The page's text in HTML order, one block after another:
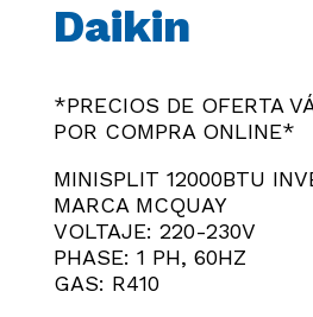
Daikin
*PRECIOS DE OFERTA
POR COMPRA ONLINE*
MINISPLIT 12000BTU
MARCA MCQUAY
VOLTAJE: 220-230V
PHASE: 1 PH, 60HZ
GAS: R410